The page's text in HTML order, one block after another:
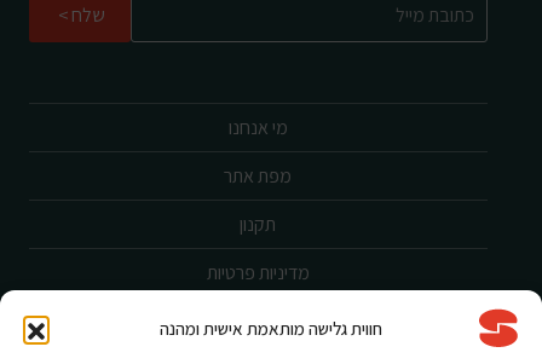
חווית גלישה מותאמת אישית ומהנה
מי אנחנו
מפת אתר
תקנון
מדיניות פרטיות
ביטול עסקה
שלח